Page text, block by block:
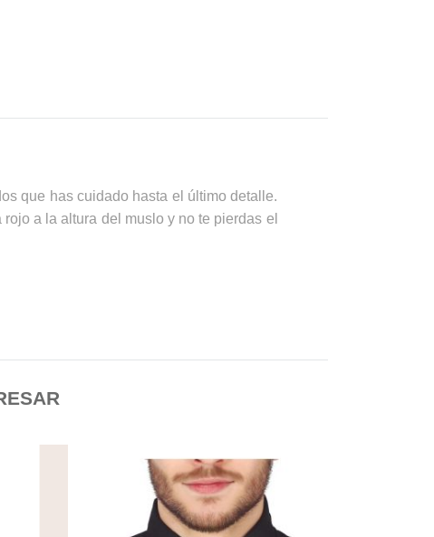
que has cuidado hasta el último detalle.
a la altura del muslo y no te pierdas el